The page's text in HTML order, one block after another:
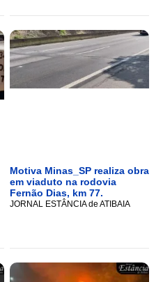
Motiva Minas_SP realiza obra
em viaduto na rodovia
Fernão Dias, km 77.
JORNAL ESTÂNCIA de ATIBAIA